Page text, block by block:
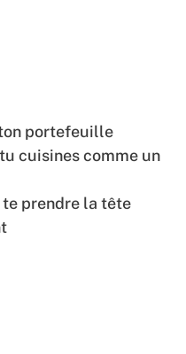
portefeuille
cuisines comme un
te prendre la tête